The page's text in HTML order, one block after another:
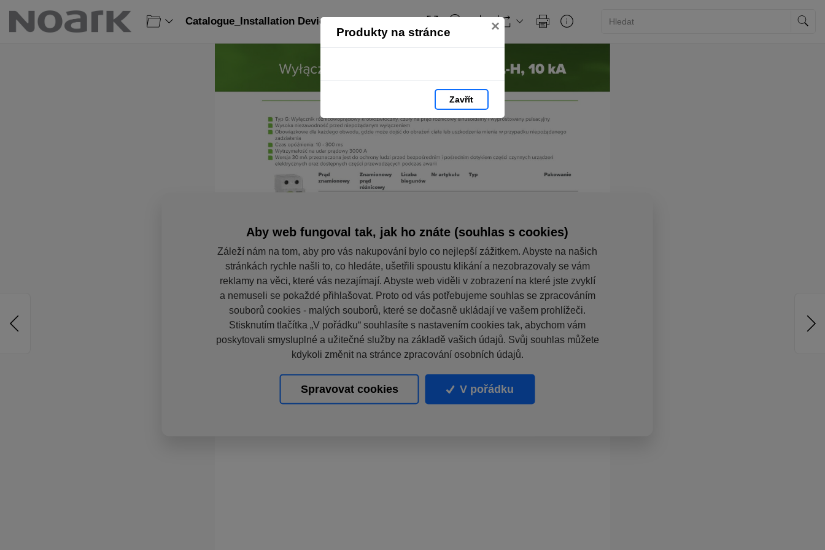
Produkty na stránce ×
Zavřít
Catalogue_Installation Devices_PL: strana 69
Aby web fungoval tak, jak ho znáte (souhlas s cookies)
Záleží nám na tom, aby pro vás nakupování bylo co nejlepší zážitkem. Abyste na našich
stránkách rychle našli to, co hledáte, ušetřili spoustu klikání a nezobrazovaly se vám
reklamy na věci, které vás nezajímají. Abyste web viděli v zobrazení na které jste zvyklí
a nemuseli se pokaždé přihlašovat. Proto od vás potřebujeme souhlas se zpracováním
souborů cookies - malých souborů, které se dočasně ukládají ve vašem prohlížeči.
Stisknutím tlačítka „V pořádku“ souhlasíte s nastavením cookies tak, abychom vám
poskytovali smysluplné a užitečné služby na základě vašich údajů. Svůj souhlas můžete
kdykoli změnit na stránce zpracování osobních údajů.
Spravovat cookies V pořádku